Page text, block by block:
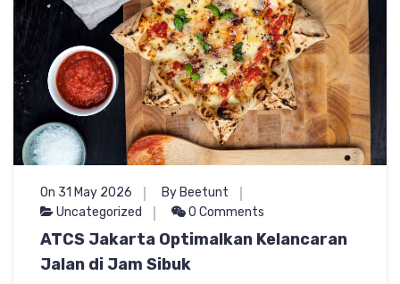
On 31 May 2026
By Beetunt
Uncategorized
0 Comments
ATCS Jakarta Optimalkan Kelancaran
Jalan di Jam Sibuk